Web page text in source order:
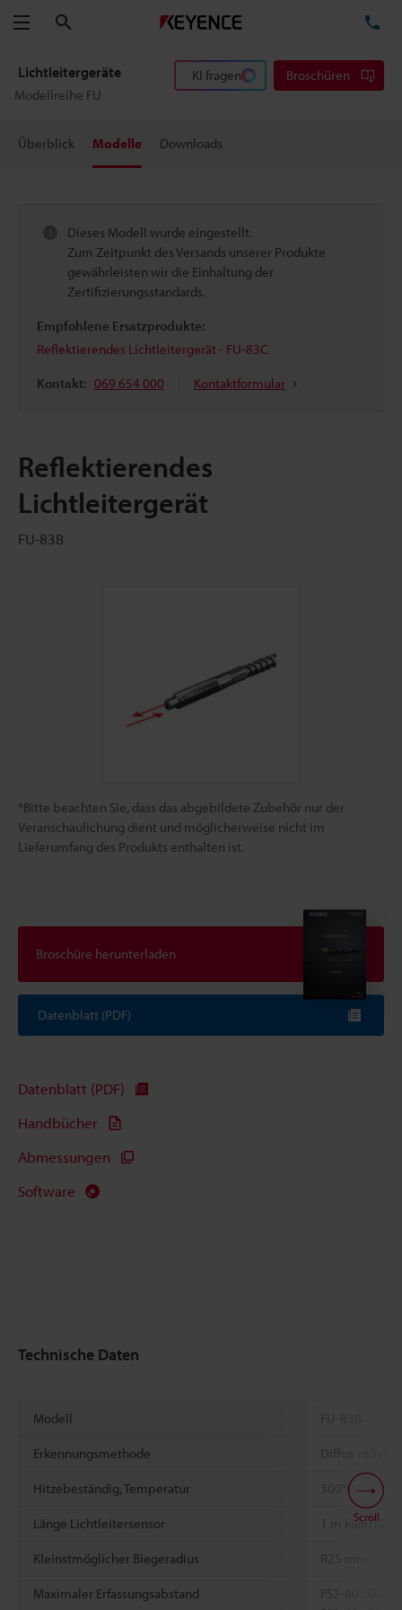
Menü
Lichtleitergeräte
Modellreihe FU
KI fragen Broschüren
Überblick Modelle Downloads
Dieses Modell wurde eingestellt.
Zum Zeitpunkt des Versands unserer Produkte
gewährleisten wir die Einhaltung der
Zertifizierungsstandards.
Empfohlene Ersatzprodukte:
Reflektierendes Lichtleitergerät - FU-83C
Kontakt: 069 654 000 Kontaktformular
Reflektierendes
Lichtleitergerät
FU-83B
*Bitte beachten Sie, dass das abgebildete Zubehör nur der
Veranschaulichung dient und möglicherweise nicht im
Lieferumfang des Produkts enthalten ist.
Broschüre herunterladen
Datenblatt (PDF)
Datenblatt (PDF)
Handbücher
Abmessungen
Software
Technische Daten
Modell FU-83B
Erkennungsmethode Diffus-
Hitzebeständig, Temperatur 300°C
Länge Lichtleitersensor 1 m kann
Kleinstmöglicher Biegeradius R25 mm
Maximaler Erfassungsabstand
FS2-60 : 50
Scroll